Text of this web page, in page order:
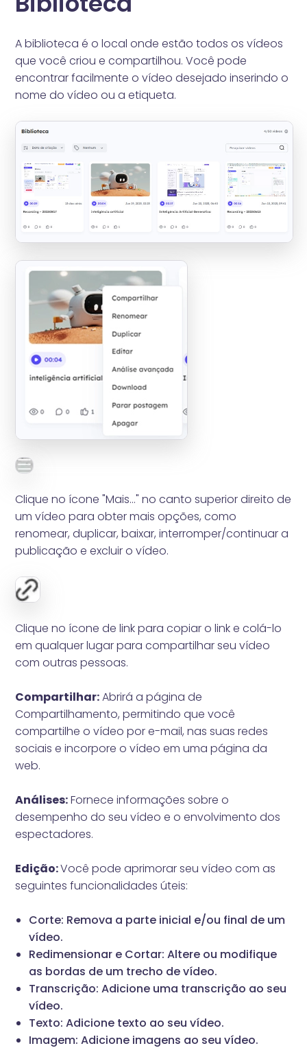
A biblioteca é o local onde estão todos os vídeos
que você criou e compartilhou. Você pode
encontrar facilmente o vídeo desejado inserindo o
nome do vídeo ou a etiqueta.
Clique no ícone "Mais..." no canto superior direito de
um vídeo para obter mais opções, como
renomear, duplicar, baixar, interromper/continuar a
publicação e excluir o vídeo.
Clique no ícone de link para copiar o link e colá-lo
em qualquer lugar para compartilhar seu vídeo
com outras pessoas.
Compartilhar:Abrirá a página de
Compartilhamento, permitindo que você
compartilhe o vídeo por e-mail, nas suas redes
sociais e incorpore o vídeo em uma página da
web.
Análises:Fornece informações sobre o
desempenho do seu vídeo e o envolvimento dos
espectadores.
Edição:Você pode aprimorar seu vídeo com as
seguintes funcionalidades úteis:
Corte: Remova a parte inicial e/ou final de um
vídeo.
Redimensionar e Cortar: Altere ou modifique
as bordas de um trecho de vídeo.
Transcrição: Adicione uma transcrição ao seu
vídeo.
Texto: Adicione texto ao seu vídeo.
Imagem: Adicione imagens ao seu vídeo.